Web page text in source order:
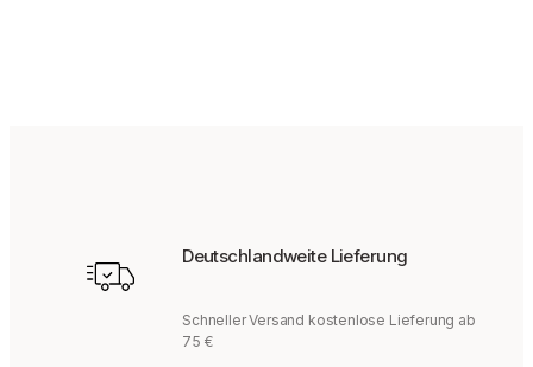
Deutschlandweite Lieferung
Schneller Versand kostenlose Lieferung ab
75 €